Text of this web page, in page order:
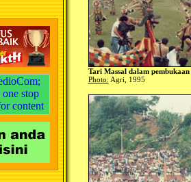
Tari Massal dalam
Photo: Agri, 1995